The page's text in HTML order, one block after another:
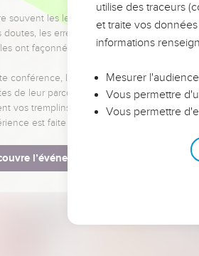
souvent les leaders pour leurs réussites,
doutes, les erreurs et les saisons difficiles
ont façonnés.
conférence, leaders, entrepreneurs, et
de leur parcours et les clés pour avancer
vos tremplins. Que vous guidiez un
est faite pour vous.
l’événement
utilise des traceurs
et traite vos
informations
Mesurer
Vous permettre
Vous permettre